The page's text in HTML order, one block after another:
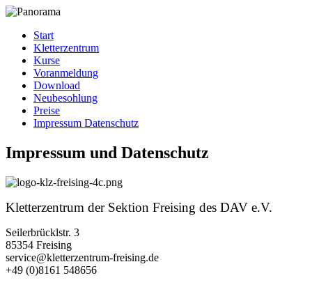
Start
Kletterzentrum
Kurse
Voranmeldung
Download
Neubesohlung
Preise
Impressum Datenschutz
Impressum und Datenschutz
Kletterzentrum der Sektion Freising des DAV e.V.
Seilerbrücklstr. 3
85354 Freising
service@kletterzentrum-freising.de
+49 (0)8161 548656